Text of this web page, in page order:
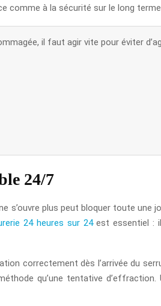
comme à la sécurité sur le long terme.
il faut agir vite pour éviter
24/7
s’ouvre plus peut bloquer toute
24 heures sur 24est essentiel : il
correctement dès l’arrivée du
qu’une tentative